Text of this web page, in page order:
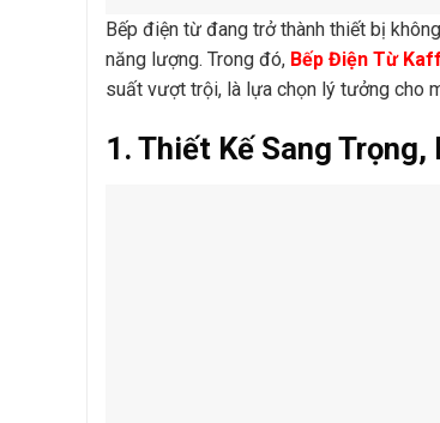
Bếp điện từ đang trở thành thiết bị
năng lượng. Trong đó, Bếp Điện Từ
suất vượt trội, là lựa chọn lý tưởng cho
1. Thiết Kế Sang